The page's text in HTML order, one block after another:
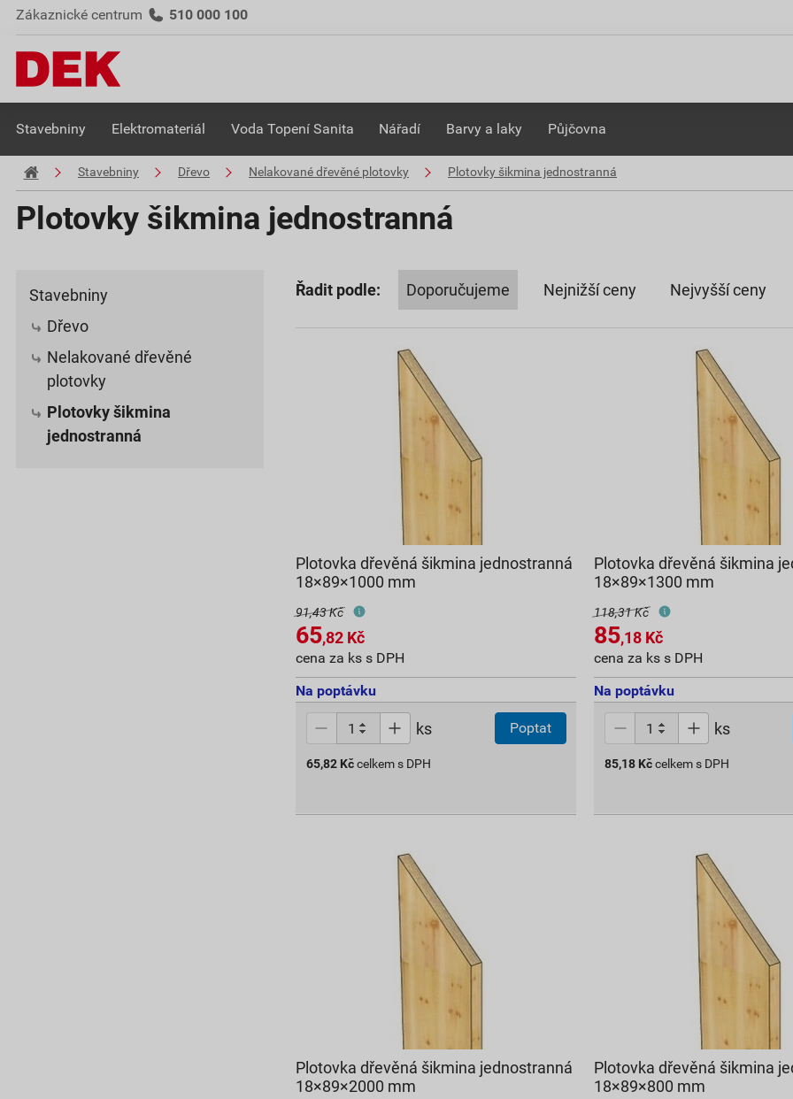
Zákaznické centrum 510 000 100
Stavebniny Elektromateriál Voda Topení Sanita Nářadí Barvy a laky Půjčovna
Stavebniny Dřevo Nelakované dřevěné plotovky Plotovky šikmina jednostranná
Plotovky šikmina jednostranná
Stavebniny
Dřevo
Nelakované dřevěné
plotovky
Plotovky šikmina
jednostranná
Řadit podle: Doporučujeme Nejnižší ceny Nejvyšší ceny
Plotovka dřevěná šikmina jednostranná
18×89×1000 mm
91,43 Kč
65,82 Kč
cena za ks s DPH
Na poptávku
ks Poptat
65,82 Kč celkem s DPH
Plotovka dřevěná šikmina
18×89×1300 mm
118,31 Kč
85,18 Kč
cena za ks s DPH
Na poptávku
ks
85,18 Kčcelkem s DPH
Plotovka dřevěná šikmina jednostranná
18×89×2000 mm
Plotovka dřevěná šikmina
18×89×800 mm